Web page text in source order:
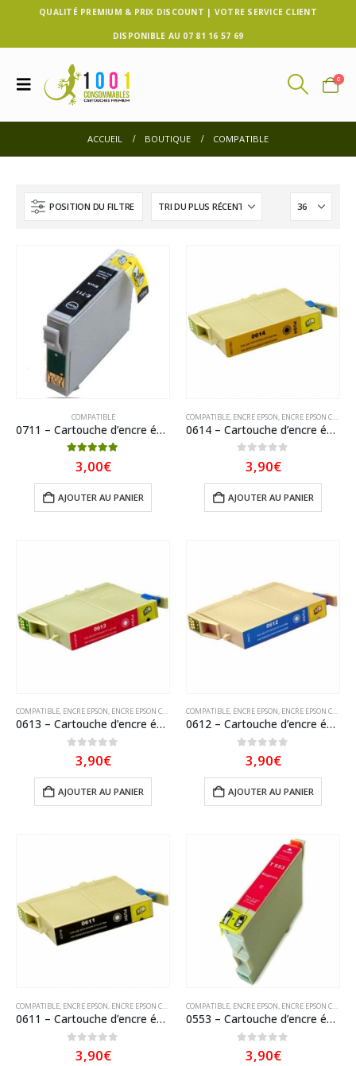
QUALITÉ PREMIUM & PRIX DISCOUNT | VOTRE SERVICE CLIENT
DISPONIBLE AU 07 81 16 57 69
0
ACCUEIL BOUTIQUE COMPATIBLE
POSITION DU FILTRE
COMPATIBLE
0711 – Cartouche d’encre équivalent EPSON T0711 compatible (T0891) « Guépard et Singe » NOIR
5.00 sur 5
3,00€
AJOUTER AU PANIER
COMPATIBLE, ENCRE EPSON, ENCRE EPSON COMPATIBLE
0614 – Cartouche d’encre équivalent EPSON T0614 compatible « Ourson » Jaune
sur 5
3,90€
AJOUTER AU PANIER
COMPATIBLE, ENCRE EPSON, ENCRE EPSON COMPATIBLE
0613 – Cartouche d’encre équivalent EPSON T0613 compatible « Ourson » Magenta
sur 5
3,90€
AJOUTER AU PANIER
COMPATIBLE, ENCRE EPSON, ENCRE EPSON COMPATIBLE
0612 – Cartouche d’encre équivalent EPSON T0612 compatible « Ourson » Cyan
sur 5
3,90€
AJOUTER AU PANIER
COMPATIBLE, ENCRE EPSON, ENCRE EPSON COMPATIBLE
0611 – Cartouche d’encre équivalent EPSON T0611 compatible « Ourson » Noir
sur 5
3,90€
COMPATIBLE, ENCRE EPSON, ENCRE EPSON COMPATIBLE
0553 – Cartouche d’encre équivalent EPSON T0553 compatible « Canard » Magenta
sur 5
3,90€